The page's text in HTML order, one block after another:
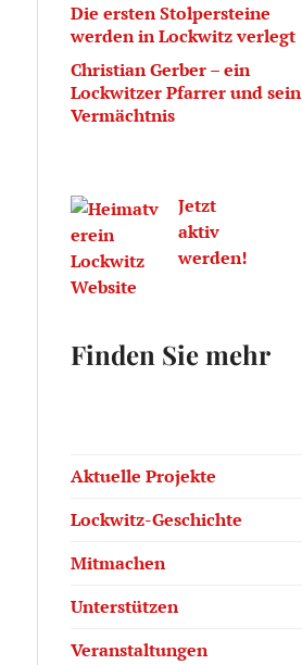
Kalender 2026 ist da
Die ersten Stolpersteine
werden in Lockwitz verlegt
Christian Gerber – ein
Lockwitzer Pfarrer und sein
Vermächtnis
Jetzt
aktiv
werden!
Finden Sie mehr
Aktuelle Projekte
Lockwitz-Geschichte
Mitmachen
Unterstützen
Veranstaltungen